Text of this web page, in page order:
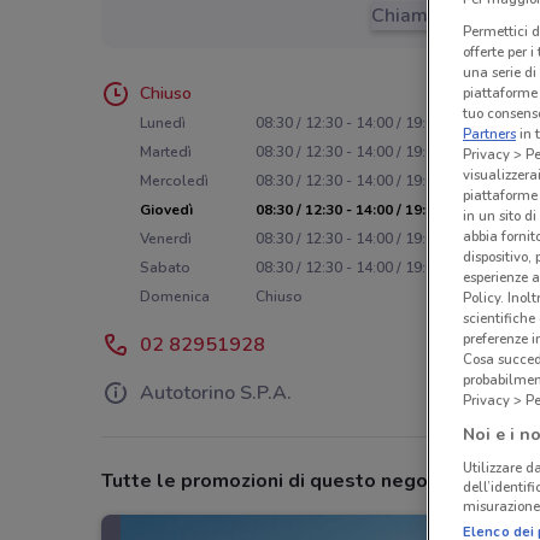
Chiama il negozio
Chiuso
Lunedì
08:30 / 12:30 - 14:00 / 19:00
Martedì
08:30 / 12:30 - 14:00 / 19:00
Mercoledì
08:30 / 12:30 - 14:00 / 19:00
Giovedì
08:30 / 12:30 - 14:00 / 19:00
Venerdì
08:30 / 12:30 - 14:00 / 19:00
Sabato
08:30 / 12:30 - 14:00 / 19:00
Domenica
Chiuso
02 82951928
Autotorino S.P.A.
Tutte le promozioni di questo negozio
Permettici
offerte per
una serie
piattaforme
tuo
Partnersin
Privacy >
piattaforme
in un sito
abbia
dispositivo,
esperienze
Policy.
scientifiche
preferenze
Cosa
Privacy >
Noi e i
Utilizzare
Elenco dei